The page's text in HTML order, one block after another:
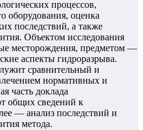
процессов,
оборудования, оценка
последствий, а также
Объектом исследования
месторождения, предметом —
аспекты гидроразрыва.
сравнительный и
нормативных и
часть доклада
общих сведений к
— анализ последствий и
метода.